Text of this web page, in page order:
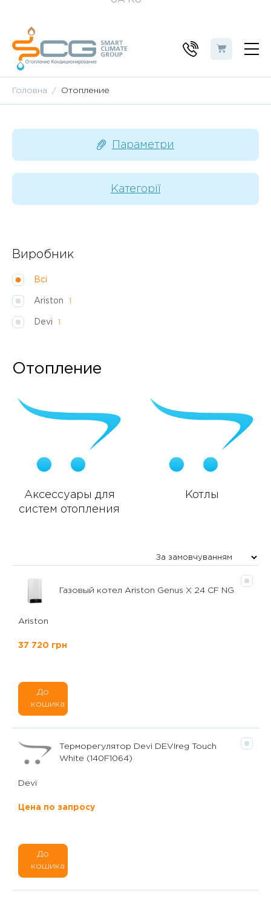
Головна Отопление
Параметри
Категорії
Виробник
Всі
Ariston 1
Devi 1
Отопление
Аксессуары для
систем отопления
Котлы
Газовый котел Ariston Genus X 24 CF NG
Ariston
37 720 грн
До
кошика
Терморегулятор Devi DEVIreg Touch
White (140F1064)
Devi
Цена по запросу
До
кошика